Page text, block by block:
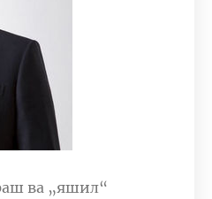
ва „яшил“